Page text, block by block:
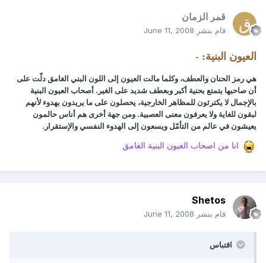
قمر الزمان
قام بنشر June 11, 2008
العيون البنية: -
هي رمز الحنان والعطف، وكلما مالت العيون إلى اللون البني الغامق دلّت على
أن صاحبها يتمتع بحنية أكبر وبعطف شديد على الغير. أصحاب العيون البنية
بالإجمال لا يكترثون للمظاهر الخارجية، يحصلون على ما يريدون بهدوء لأنهم
لبقون للغاية ولا يعرفون معنى العصبية. ومن جهة أخرى هم أناس حالمون
يعيشون في عالم من التأمّل ويسعون إلى الهدوء النفسي والإستقرار.
انا من اصحاب العيون البنية الغامق
Shetos
قام بنشر June 11, 2008
اقتباس